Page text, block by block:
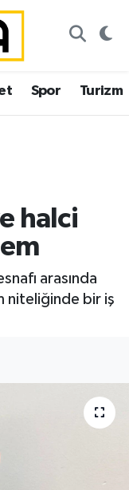
Spor Turizm
halci
arasında
niteliğinde bir iş